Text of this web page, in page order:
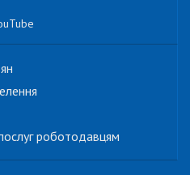
роботодавцям